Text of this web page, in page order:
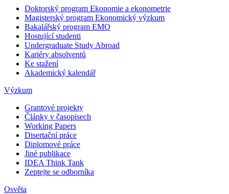
Doktorský program Ekonomie a ekonometrie
Magisterský program Ekonomický výzkum
Bakalářský program EMO
Hostující studenti
Undergraduate Study Abroad
Kariéry absolventů
Ke stažení
Akademický kalendář
Výzkum
Grantové projekty
Články v časopisech
Working Papers
Disertační práce
Diplomové práce
Jiné publikace
IDEA Think Tank
Zeptejte se odborníka
Osvěta